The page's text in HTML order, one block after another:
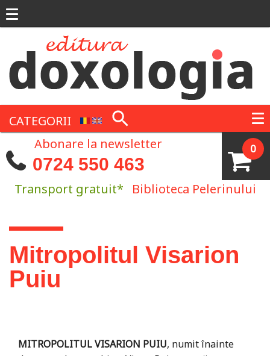
CATEGORII
0
Abonare la newsletter
0724 550 463
Transport gratuit* Biblioteca Pelerinului
Eşti aici
Mitropolitul Visarion
Puiu
MITROPOLITUL VISARION PUIU, numit înainte